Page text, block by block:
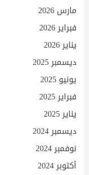
مارس 2026
فبراير 2026
يناير 2026
ديسمبر 2025
يونيو 2025
فبراير 2025
يناير 2025
ديسمبر 2024
نوفمبر 2024
أكتوبر 2024